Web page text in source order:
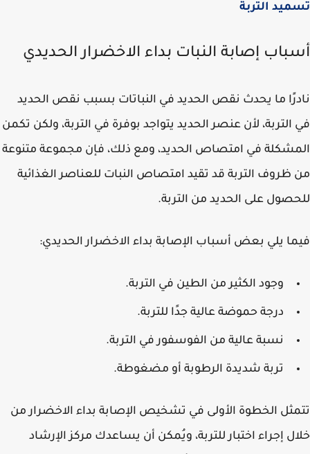
التربة
إصابة النبات بداء الاخضرار الحديدي
ما يحدث نقص الحديد في النباتات بسبب نقص الحديد
لأن عنصر الحديد يتواجد بوفرة في التربة، ولكن تكمن
في امتصاص الحديد، ومع ذلك، فإن مجموعة متنوعة
ظروف التربة قد تقيد امتصاص النبات للعناصر الغذائية
على الحديد من التربة.
يلي بعض أسباب الإصابة بداء الاخضرار الحديدي:
وجود الكثير من الطين في التربة.
درجة حموضة عالية جدًا للتربة.
نسبة عالية من الفوسفور في التربة.
تربة شديدة الرطوبة أو مضغوطة.
الخطوة الأولى في تشخيص الإصابة بداء الاخضرار من
إجراء اختبار للتربة، ويُمكن أن يساعدك مركز الإرشاد